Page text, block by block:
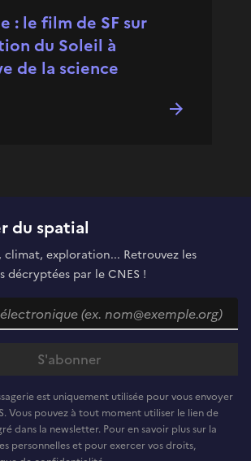
: le film de SF sur
du Soleil à
de la science
du spatial
climat, exploration... Retrouvez les
décryptées par le CNES !
est uniquement utilisée pour vous envoyer
Vous pouvez à tout moment utiliser le lien de
dans la newsletter. Pour en savoir plus sur la
personnelles et pour exercer vos droits,